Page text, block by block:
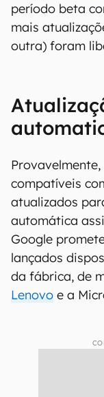
período beta
mais
outra) foram
compatíveis
atualizados
automática
Google
lançados
da fábrica, de
Lenovo e a